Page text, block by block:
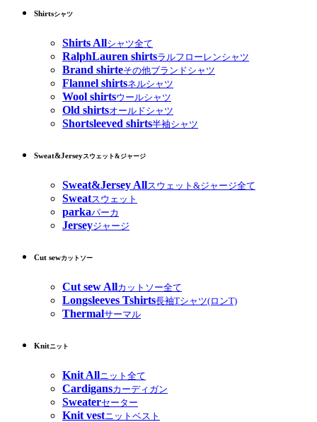
Shirtsシャツ
Shirts Allシャツ全て
RalphLauren shirtsラルフローレンシャツ
Brand shirteその他ブランドシャツ
Flannel shirtsネルシャツ
Wool shirtsウールシャツ
Old shirtsオールドシャツ
Shortsleeved shirts半袖シャツ
Sweat&Jerseyスウェット&ジャージ
Sweat&Jersey Allスウェット&ジャージ全て
Sweatスウェット
parkaパーカ
Jerseyジャージ
Cut sewカットソー
Cut sew Allカットソー全て
Longsleeves Tshirts長袖Tシャツ(ロンT)
Thermalサーマル
Knitニット
Knit Allニット全て
Cardigansカーディガン
Sweaterセーター
Knit vestニットベスト